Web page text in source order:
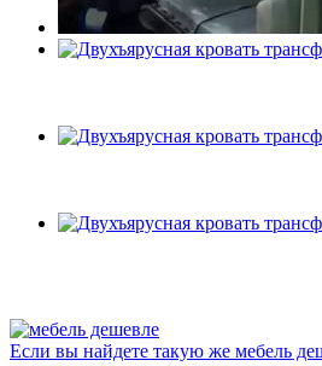
Если вы найдете такую же мебель